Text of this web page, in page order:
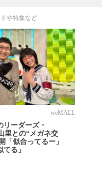
や特集など
weMALL
リーダーズ・
里との“メガネ交
「似合ってるー」
てる」